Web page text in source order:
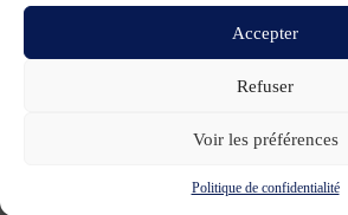
Accepter
Refuser
Voir les préférences
Politique de confidentialité
ÉMISSIONS AGENDA
Mentions légales-Accessibilité